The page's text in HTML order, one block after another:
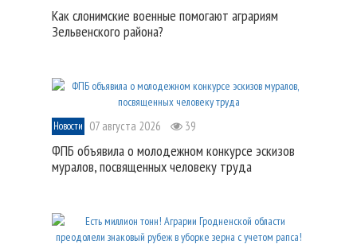
Как слонимские военные помогают аграриям
Зельвенского района?
Новости 07 августа 2026 39
ФПБ объявила о молодежном конкурсе эскизов
муралов, посвященных человеку труда